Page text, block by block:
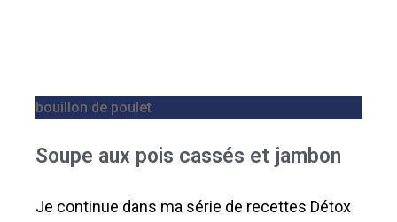
bouillon de poulet
Soupe aux pois cassés et jambon
Je continue dans ma série de recettes Détox